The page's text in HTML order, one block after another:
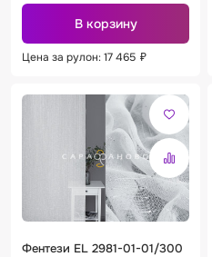
В корзину
Цена за рулон: 17 465 ₽
Фентези EL 2981-01-01/300